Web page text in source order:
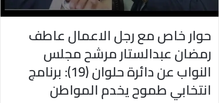
حوار خاص مع رجل الاعمال عاطف
رمضان عبدالستار مرشح مجلس
النواب عن دائرة حلوان (19): برنامج
انتخابي طموح يخدم المواطن